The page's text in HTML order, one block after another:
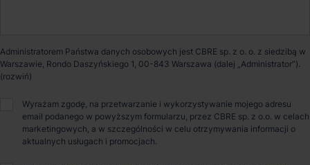
Patryk Romanowski
O parku
Hillwood Ożarów III to centrum magazynowe zlokalizowane tuż
Administratorem Państwa danych osobowych jest CBRE sp. z o. o. z siedzibą w
Warszawie, Rondo Daszyńskiego 1, 00-843 Warszawa (dalej „Administrator”).
Wyrażam zgodę, na przetwarzanie i wykorzystywanie mojego adresu
email podanego w powyższym formularzu, przez CBRE sp. z o.o. w celach
marketingowych, a w szczególności w celu otrzymywania informacji o
aktualnych usługach i promocjach.